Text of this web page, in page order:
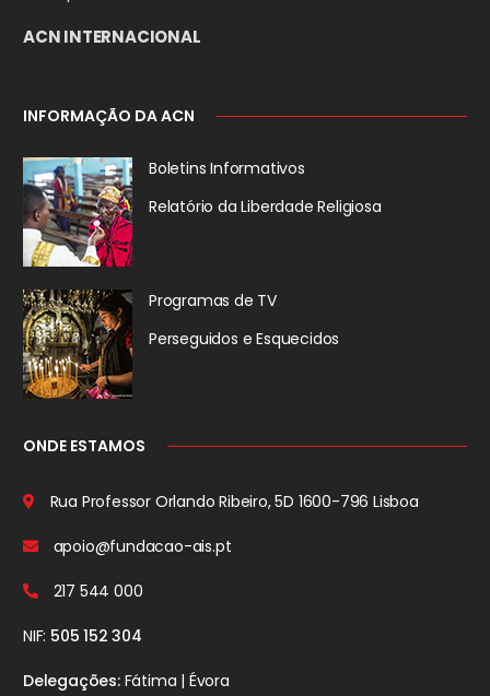
ACN INTERNACIONAL
INFORMAÇÃO DA ACN
Boletins Informativos
Relatório da Liberdade Religiosa
Programas de TV
Perseguidos e Esquecidos
ONDE ESTAMOS
Rua Professor Orlando Ribeiro, 5D 1600-796 Lisboa
apoio@fundacao-ais.pt
217 544 000
NIF: 505 152 304
Delegações:Fátima | Évora